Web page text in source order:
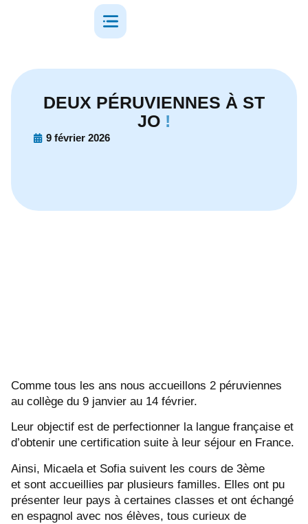
DEUX PÉRUVIENNES À ST
JO !
9 février 2026
Comme tous les ans nous accueillons 2 péruviennes
au collège du 9 janvier au 14 février.
Leur objectif est de perfectionner la langue française et
d’obtenir une certification suite à leur séjour en France.
Ainsi, Micaela et Sofia suivent les cours de 3ème
et sont accueillies par plusieurs familles. Elles ont pu
présenter leur pays à certaines classes et ont échangé
en espagnol avec nos élèves, tous curieux de